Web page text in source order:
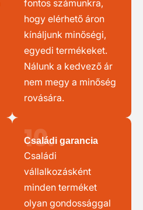
fontos számunkra,
hogy elérhető áron
kínáljunk minőségi,
egyedi termékeket.
Nálunk a kedvező ár
nem megy a minőség
rovására.
10.
Családi garancia
Családi
vállalkozásként
minden terméket
olyan gondossággal